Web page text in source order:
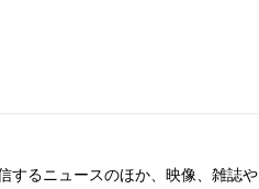
するニュースのほか、映像、雑誌や